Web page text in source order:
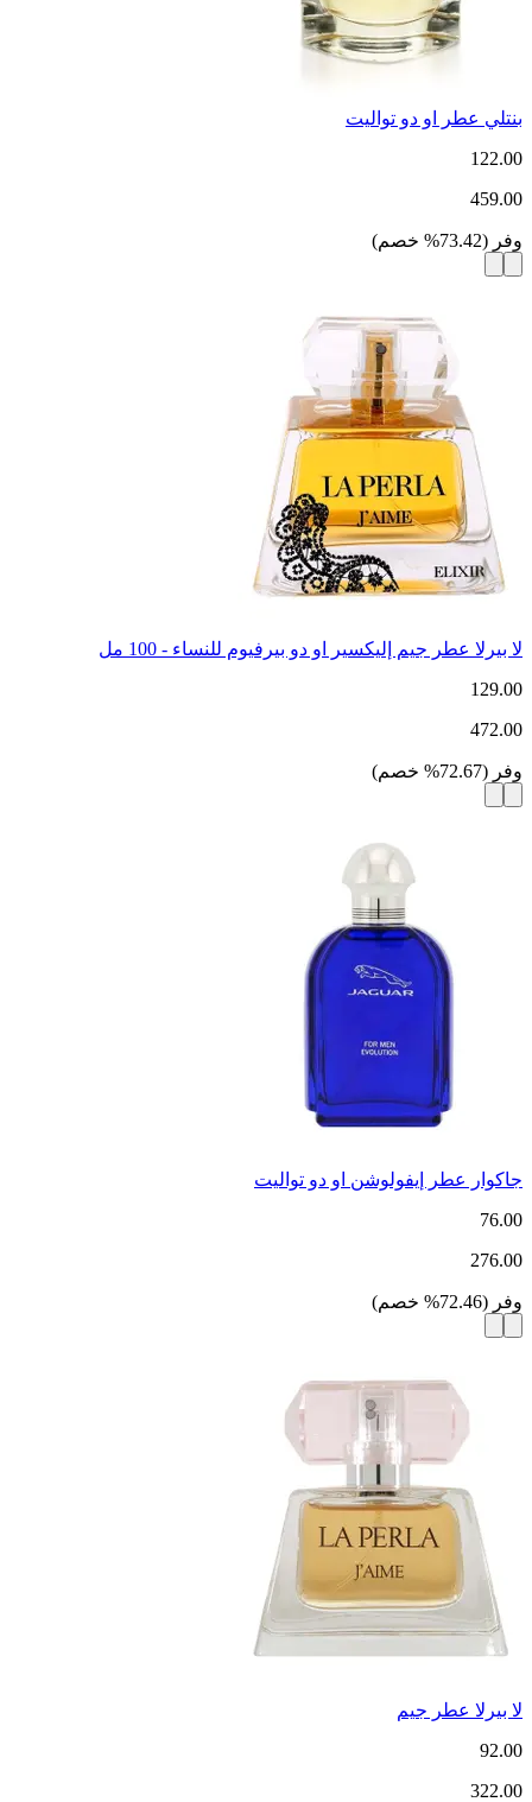
بنتلي عطر او دو تواليت
122.00
459.00
وفر (
73.42
% خصم)
لا بيرلا عطر جيم إليكسير او دو بيرفيوم للنساء - 100 مل
129.00
472.00
وفر (
72.67
% خصم)
جاكوار عطر إيفولوشن او دو تواليت
76.00
276.00
وفر (
72.46
% خصم)
لا بيرلا عطر جيم
92.00
322.00